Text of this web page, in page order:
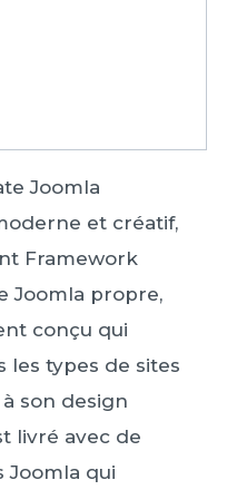
Joomla
et créatif,
Framework
Joomla propre,
conçu qui
les types de sites
son design
livré avec de
Joomla qui